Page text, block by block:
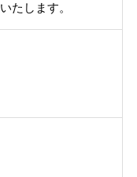
たします。